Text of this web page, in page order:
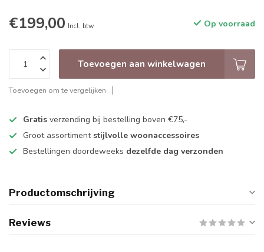
€199,00 Incl. btw Op voorraad
Toevoegen aan winkelwagen
Toevoegen om te vergelijken
Gratis verzending bij bestelling boven €75,-
Groot assortiment stijlvolle woonaccessoires
Bestellingen doordeweeks dezelfde dag verzonden
Productomschrijving
Reviews